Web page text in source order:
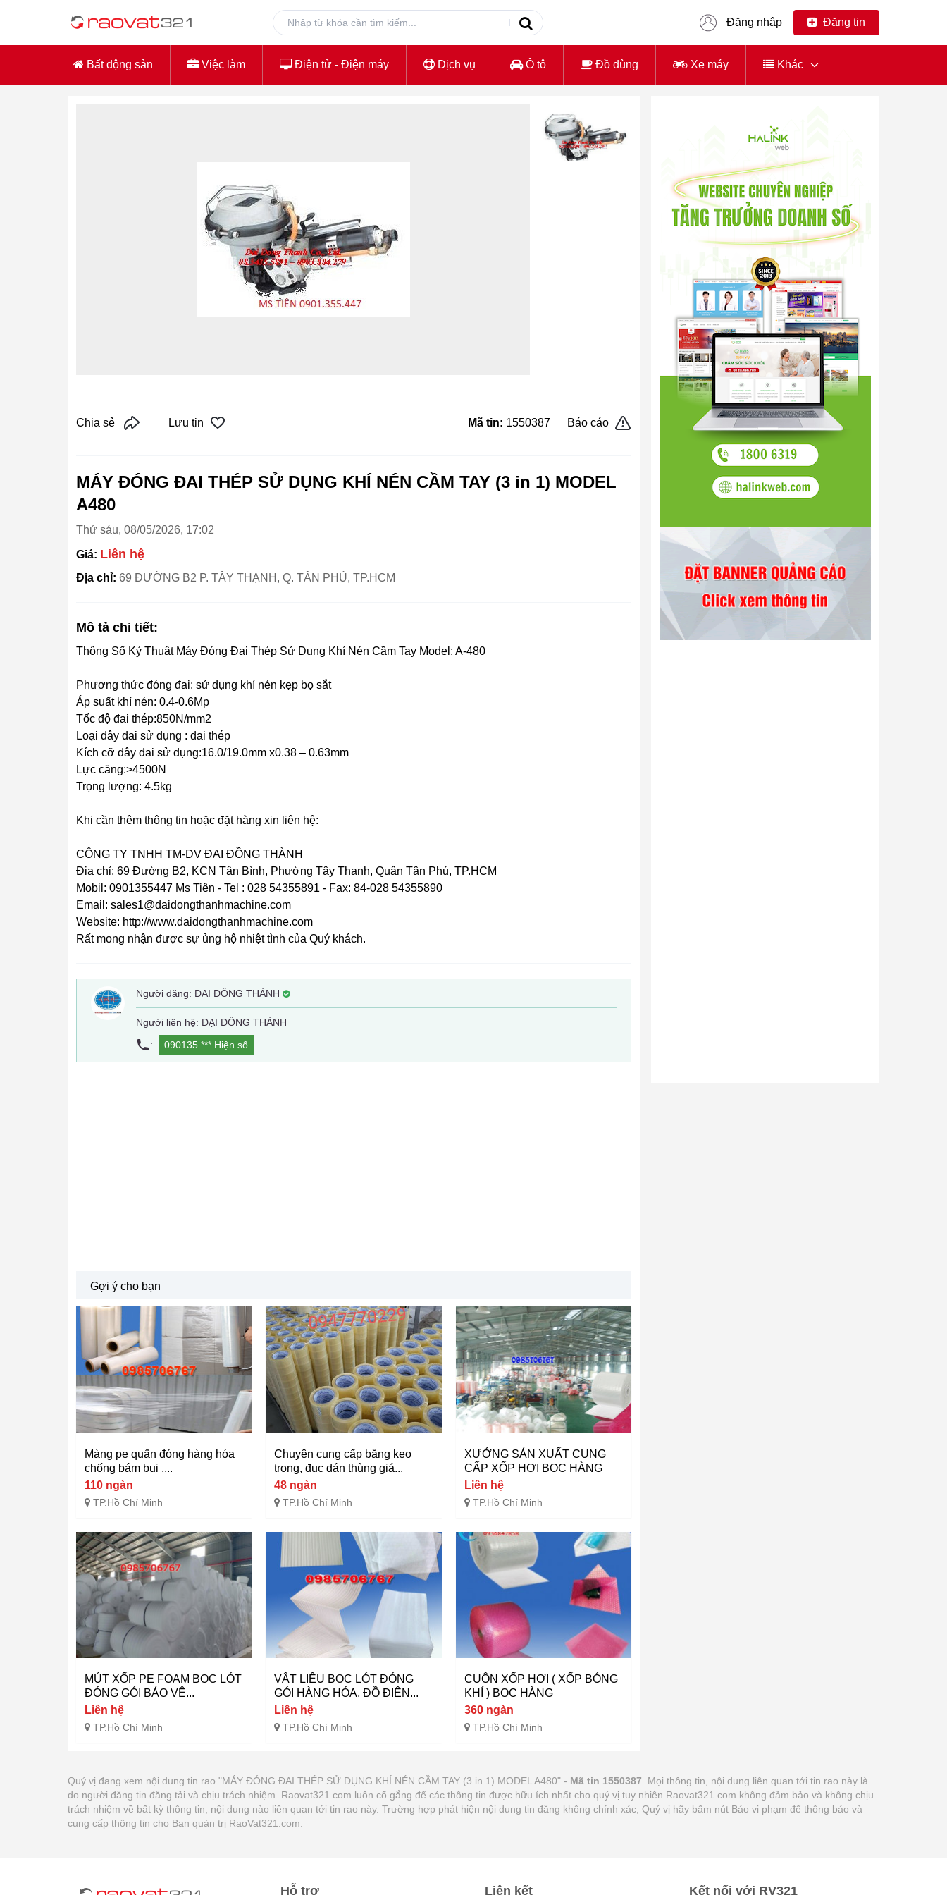
Đăng nhập Đăng tin
Bất động sản Việc làm Điện tử - Điện máy Dịch vụ Ô tô Đồ dùng Xe máy Khác
Chia sẻ Lưu tin Mã tin: 1550387 Báo cáo
MÁY ĐÓNG ĐAI THÉP SỬ DỤNG KHÍ NÉN CẦM TAY (3 in 1) MODEL
A480
Thứ sáu, 08/05/2026, 17:02
Giá: Liên hệ
Địa chỉ: 69 ĐƯỜNG B2 P. TÂY THẠNH, Q. TÂN PHÚ, TP.HCM
Mô tả chi tiết:
Thông Số Kỷ Thuật Máy Đóng Đai Thép Sử Dụng Khí Nén Cầm Tay Model: A-480
Phương thức đóng đai: sử dụng khí nén kẹp bọ sắt
Áp suất khí nén: 0.4-0.6Mp
Tốc độ đai thép:850N/mm2
Loại dây đai sử dụng : đai thép
Kích cỡ dây đai sử dụng:16.0/19.0mm x0.38 – 0.63mm
Lực căng:>4500N
Trọng lượng: 4.5kg
Khi cần thêm thông tin hoặc đặt hàng xin liên hệ:
CÔNG TY TNHH TM-DV ĐẠI ĐỒNG THÀNH
Địa chỉ: 69 Đường B2, KCN Tân Bình, Phường Tây Thạnh, Quận Tân Phú, TP.HCM
Mobil: 0901355447 Ms Tiên - Tel : 028 54355891 - Fax: 84-028 54355890
Email: sales1@daidongthanhmachine.com
Website: http://www.daidongthanhmachine.com
Rất mong nhận được sự ủng hộ nhiệt tình của Quý khách.
Người đăng: ĐẠI ĐỒNG THÀNH
Người liên hệ: ĐẠI ĐỒNG THÀNH
:
090135 *** Hiện số
Gợi ý cho bạn
Màng pe quấn đóng hàng hóa
chống bám bụi ,...
110 ngàn
TP.Hồ Chí Minh
Chuyên cung cấp băng keo
trong, đục dán thùng giá...
48 ngàn
TP.Hồ Chí Minh
XƯỞNG SẢN XUẤT CUNG
CẤP XỐP HƠI BỌC HÀNG
Liên hệ
TP.Hồ Chí Minh
MÚT XỐP PE FOAM BỌC LÓT
ĐÓNG GÓI BẢO VỆ...
Liên hệ
TP.Hồ Chí Minh
VẬT LIỆU BỌC LÓT ĐÓNG
GÓI HÀNG HÓA, ĐỒ ĐIỆN...
Liên hệ
TP.Hồ Chí Minh
CUỘN XỐP HƠI ( XỐP BÓNG
KHÍ ) BỌC HÀNG
360 ngàn
TP.Hồ Chí Minh
Quý vị đang xem nội dung tin rao "MÁY ĐÓNG ĐAI THÉP SỬ DỤNG KHÍ NÉN CẦM TAY (3 in 1) MODEL A480" - Mã tin 1550387 . Mọi thông tin, nội dung liên quan tới tin rao này là
do người đăng tin đăng tải và chịu trách nhiệm. Raovat321.com luôn cố gắng để các thông tin được hữu ích nhất cho quý vị tuy nhiên Raovat321.com không đảm bảo và không chịu
trách nhiệm về bất kỳ thông tin, nội dung nào liên quan tới tin rao này. Trường hợp phát hiện nội dung tin đăng không chính xác, Quý vị hãy bấm nút Báo vi phạm để thông báo và
cung cấp thông tin cho Ban quản trị RaoVat321.com.
Hỗ trợ Liên kết Kết nối với RV321